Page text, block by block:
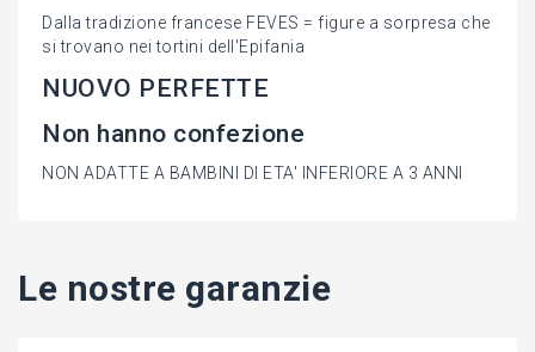
Dalla tradizione francese FEVES = figure a sorpresa che
si trovano nei tortini dell'Epifania
NUOVO PERFETTE
Non hanno confezione
NON ADATTE A BAMBINI DI ETA' INFERIORE A 3 ANNI
Le nostre garanzie